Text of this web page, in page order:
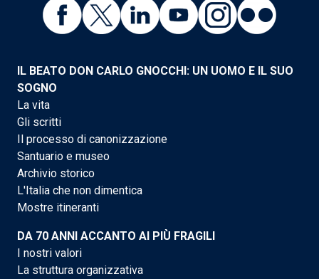
IL BEATO DON CARLO GNOCCHI: UN UOMO E IL SUO
SOGNO
La vita
Gli scritti
Il processo di canonizzazione
Santuario e museo
Archivio storico
L'Italia che non dimentica
Mostre itineranti
DA 70 ANNI ACCANTO AI PIÙ FRAGILI
I nostri valori
La struttura organizzativa